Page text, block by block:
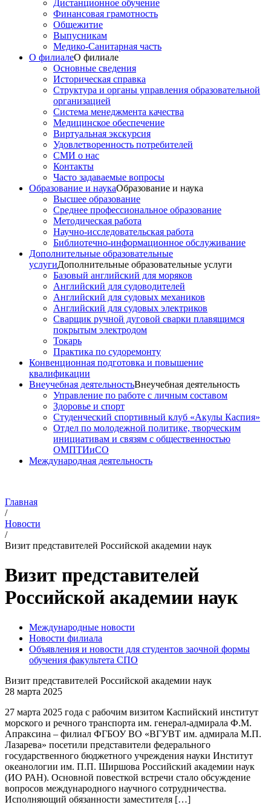
Дистанционное обучение
Финансовая грамотность
Общежитие
Выпусникам
Медико-Санитарная часть
О филиалеО филиале
Основные сведения
Историческая справка
Структура и органы управления образовательной
организацией
Система менеджмента качества
Медицинское обеспечение
Виртуальная экскурсия
Удовлетворенность потребителей
СМИ о нас
Контакты
Часто задаваемые вопросы
Образование и наукаОбразование и наука
Высшее образование
Среднее профессиональное образование
Методическая работа
Научно-исследовательская работа
Библиотечно-информационное обслуживание
Дополнительные образовательные
услугиДополнительные образовательные услуги
Базовый английский для моряков
Английский для судоводителей
Английский для судовых механиков
Английский для судовых электриков
Cварщик ручной дуговой сварки плавящимся
покрытым электродом
Токарь
Практика по судоремонту
Конвенционная подготовка и повышение
квалификации
Внеучебная деятельностьВнеучебная деятельность
Управление по работе с личным составом
Здоровье и спорт
Студенческий спортивный клуб «Акулы Каспия»
Отдел по молодежной политике, творческим
инициативам и связям с общественностью
ОМПТИиСО
Международная деятельность
Главная
/
Новости
/
Визит представителей Российской академии наук
Визит представителей
Российской академии наук
Международные новости
Новости филиала
Объявления и новости для студентов заочной формы
обучения факультета СПО
Визит представителей Российской академии наук
28 марта 2025
27 марта 2025 года с рабочим визитом Каспийский институт
морского и речного транспорта им. генерал-адмирала Ф.М.
Апраксина – филиал ФГБОУ ВО «ВГУВТ им. адмирала М.П.
Лазарева» посетили представители федерального
государственного бюджетного учреждения науки Институт
океанологии им. П.П. Ширшова Российский академии наук
(ИО РАН). Основной повесткой встречи стало обсуждение
вопросов международного научного сотрудничества.
Исполняющий обязанности заместителя […]